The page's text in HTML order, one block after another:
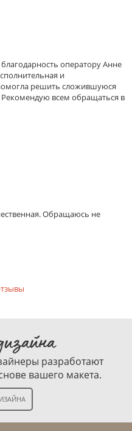
оператору Анне
и
решить сложившуюся
всем обращаться в
Обращаюсь не
разработают
вашего макета.